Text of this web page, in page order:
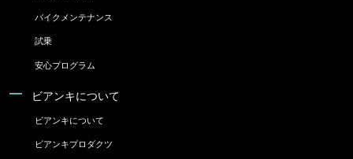
バイクメンテナンス
試乗
安心プログラム
ビアンキについて
ビアンキについて
ビアンキプロダクツ